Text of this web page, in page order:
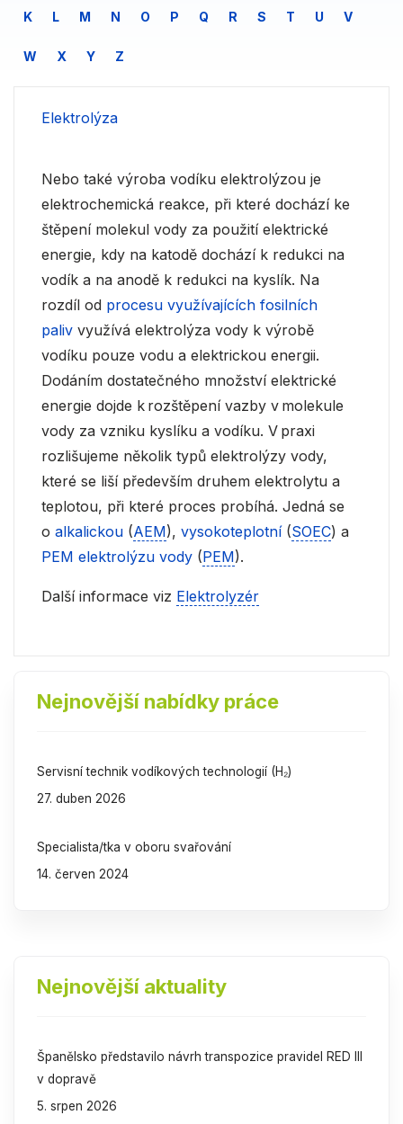
K L M N O P Q R S T U V
W X Y Z
Elektrolýza
Nebo také výroba vodíku elektrolýzou je
elektrochemická reakce, při které dochází ke
štěpení molekul vody za použití elektrické
energie, kdy na katodě dochází k redukci na
vodík a na anodě k redukci na kyslík. Na
rozdíl od procesu využívajících fosilních
paliv využívá elektrolýza vody k výrobě
vodíku pouze vodu a elektrickou energii.
Dodáním dostatečného množství elektrické
energie dojde k rozštěpení vazby v molekule
vody za vzniku kyslíku a vodíku. V praxi
rozlišujeme několik typů elektrolýzy vody,
které se liší především druhem elektrolytu a
teplotou, při které proces probíhá. Jedná se
o alkalickou (AEM), vysokoteplotní(SOEC) a
PEM elektrolýzu vody (PEM).
Další informace viz Elektrolyzér
Nejnovější nabídky práce
Servisní technik vodíkových technologií (H₂)
27. duben 2026
Specialista/tka v oboru svařování
14. červen 2024
Nejnovější aktuality
Španělsko představilo návrh transpozice pravidel RED III
v dopravě
5. srpen 2026